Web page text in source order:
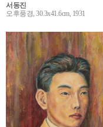
서동진
오후풍경, 30.3x41.6cm, 1931